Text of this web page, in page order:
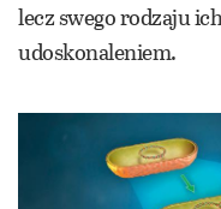
lecz swego rodzaju
udoskonaleniem.